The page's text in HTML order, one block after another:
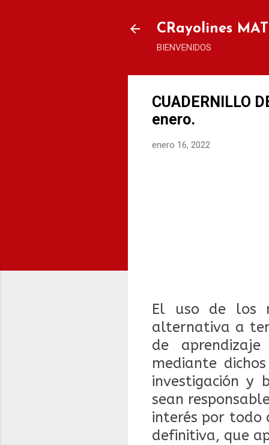
CRayolines
BIENVENIDOS
CUADERNILLO
enero.
enero 16, 2022
El uso de los
alternativa a
de
mediante
investigación y
sean
interés por todo
definitiva, que